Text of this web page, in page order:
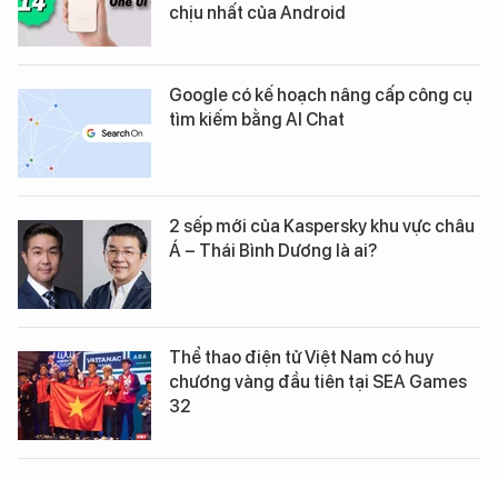
chịu nhất của Android
Google có kế hoạch nâng cấp công cụ
tìm kiếm bằng AI Chat
2 sếp mới của Kaspersky khu vực châu
Á – Thái Bình Dương là ai?
Thể thao điện tử Việt Nam có huy
chương vàng đầu tiên tại SEA Games
32